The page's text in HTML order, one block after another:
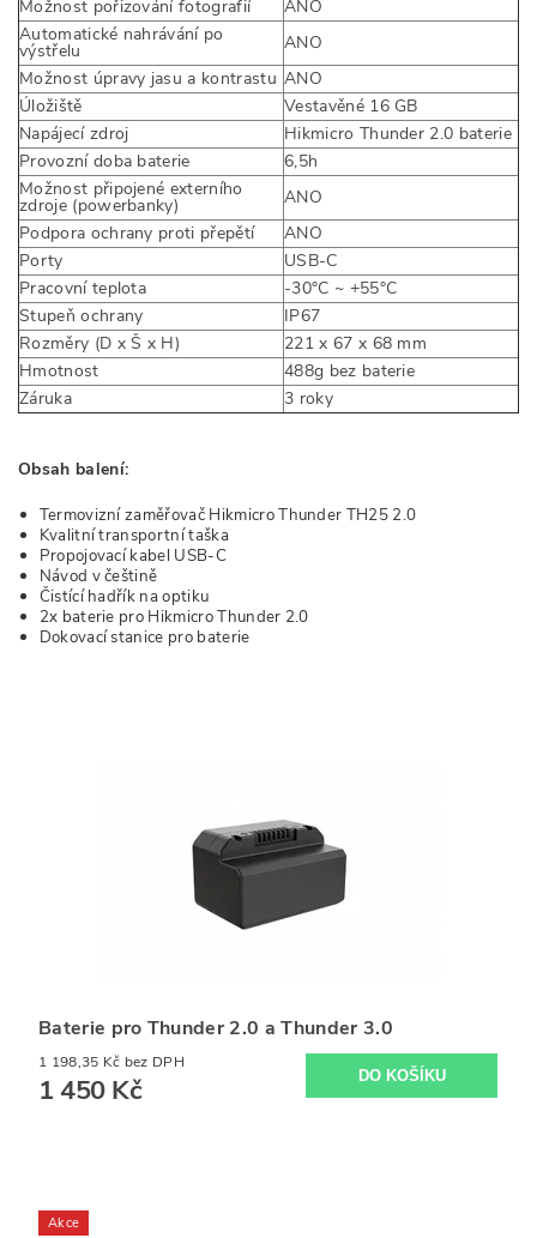
Možnost pořizování fotografií
ANO
Automatické nahrávání po
výstřelu
ANO
Možnost úpravy jasu a kontrastu ANO
Úložiště
Vestavěné 16 GB
Napájecí zdroj
Hikmicro Thunder 2.0 baterie
Provozní doba baterie
6,5h
Možnost připojené externího
zdroje (powerbanky)
ANO
Podpora ochrany proti přepětí
ANO
Porty
USB-C
Pracovní teplota
-30°C ~ +55°C
Stupeň ochrany
IP67
Rozměry (D x Š x H)
221 x 67 x 68 mm
Hmotnost
488g bez baterie
Záruka
3 roky
Obsah balení:
Termovizní zaměřovač Hikmicro Thunder TH25 2.0
Kvalitní transportní taška
Propojovací kabel USB-C
Návod v češtině
Čistící hadřík na optiku
2x baterie pro Hikmicro Thunder 2.0
Dokovací stanice pro baterie
Baterie pro Thunder 2.0 a Thunder 3.0
1 198,35 Kč bez DPH
1 450 Kč
Akce